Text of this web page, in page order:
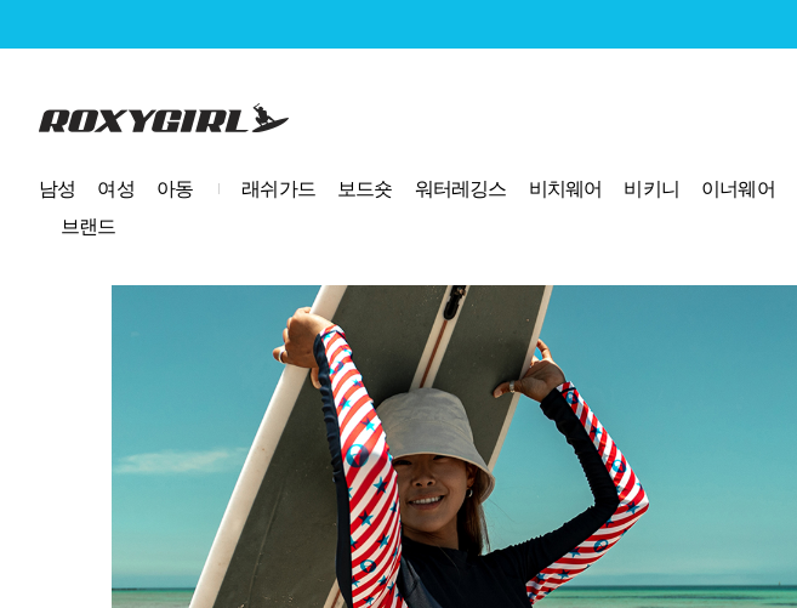
로고
남성 여성 아동 래쉬가드 보드숏 워터레깅스 비치웨어 비키니 이너웨어
브랜드